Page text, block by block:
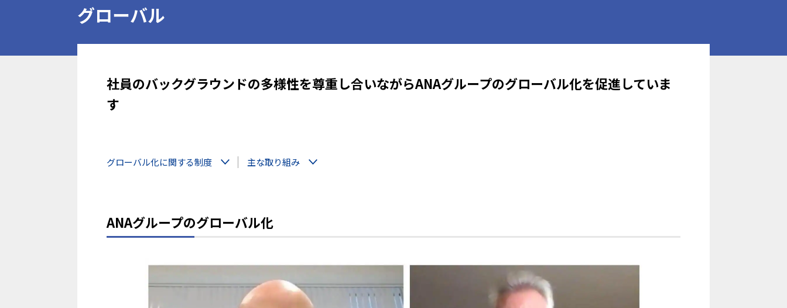
グローバル
社員のバックグラウンドの多様性を尊重し合いながらANAグループのグローバル化を促進していま
す
グローバル化に関する制度 主な取り組み
ANAグループのグローバル化